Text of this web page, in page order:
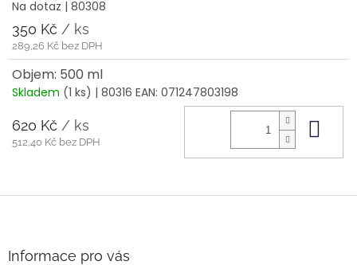
Na dotaz | 80308
350 Kč / ks
289,26 Kč bez DPH
Objem: 500 ml
Skladem (1 ks) | 80316 EAN: 071247803198
620 Kč / ks
512,40 Kč bez DPH
Informace pro vás